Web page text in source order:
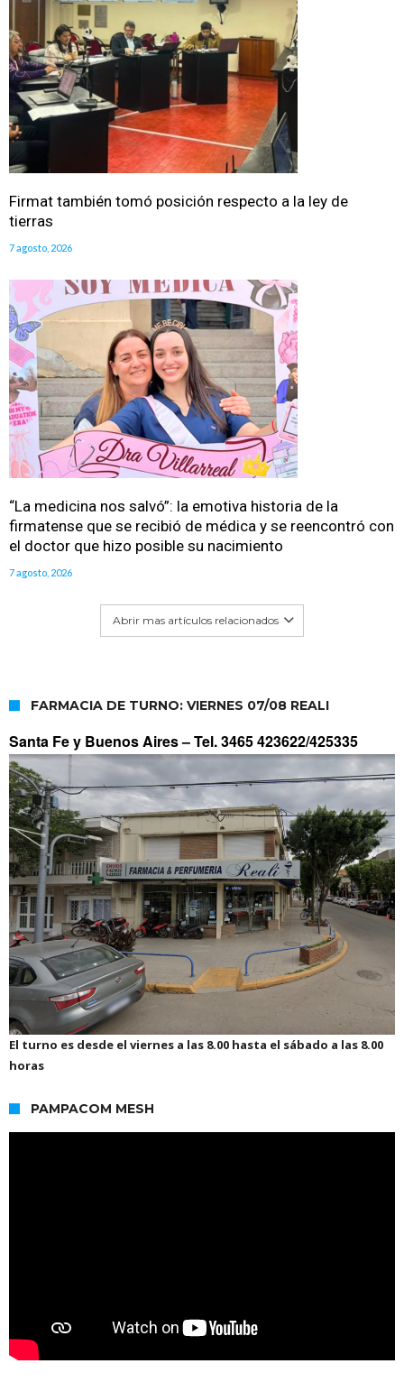
Firmat también tomó posición respecto a la ley de
tierras
7 agosto, 2026
“La medicina nos salvó”: la emotiva historia de la
firmatense que se recibió de médica y se reencontró con
el doctor que hizo posible su nacimiento
7 agosto, 2026
Abrir mas artículos relacionados
FARMACIA DE TURNO: VIERNES 07/08 REALI
Santa Fe y Buenos Aires –Tel. 3465 423622/425335
El turno es desde el viernes a las 8.00 hasta el sábado a las 8.00
horas
PAMPACOM MESH